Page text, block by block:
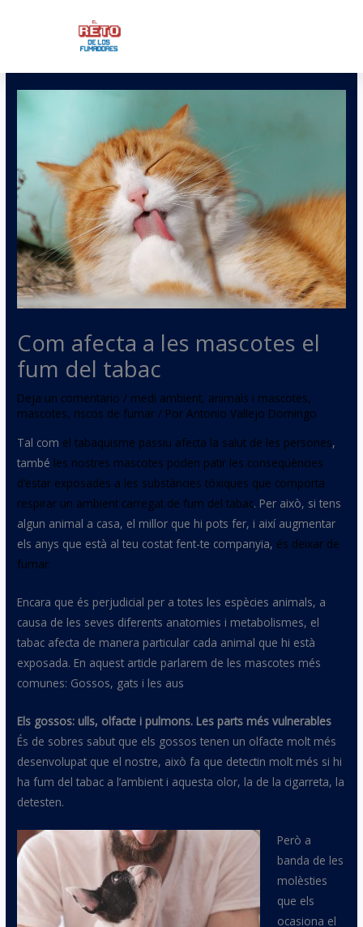
Com afecta a les mascotes el
fum del tabac
Deja un comentario / medi ambient, animals i mascotes,
mascotes, riscos de fumar / PorAntonio Vallejo Domingo
Tal com el tabaquisme passiu afecta la salut de les persones,
també les nostres mascotes poden patir les conseqüències
d’estar exposades a les substàncies tòxiques que comporta
respirar un ambient carregat de fum del tabac. Per això, si tens
algun animal a casa, el millor que hi pots fer, i així augmentar
els anys que està al teu costat fent-te companyia, és deixar de
fumar.
Encara que és perjudicial per a totes les espècies animals, a
causa de les seves diferents anatomies i metabolismes, el
tabac afecta de manera particular cada animal que hi està
exposada. En aquest article parlarem de les mascotes més
comunes: Gossos, gats i les aus
Els gossos: ulls, olfacte i pulmons. Les parts més vulnerables
És de sobres sabut que els gossos tenen un olfacte molt més
desenvolupat que el nostre, això fa que detectin molt més si hi
ha fum del tabac a l’ambient i aquesta olor, la de la cigarreta, la
detesten.
Però a
banda de les
molèsties
que els
ocasiona el